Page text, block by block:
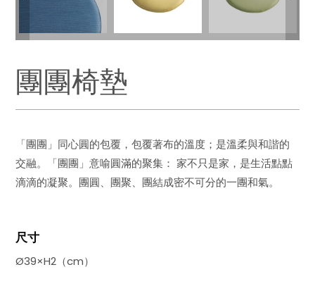
團團椅墊
「團團」同心圓的包覆，包覆著布的溫度；是溫柔與和諧的
交融。「團團」意喻圓滿的聚集： 家不只是家，是生活點點
滴滴的凝聚。團圓、團聚、團結成密不可分的一團和氣。
尺寸
Ø39×H2（cm）